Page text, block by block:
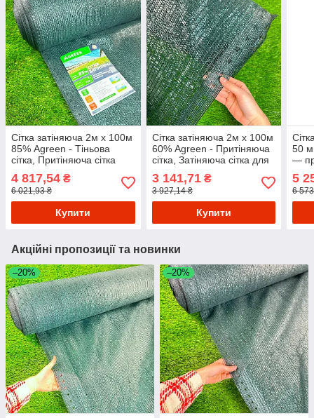
Сітка затіняюча 2м х 100м
85% Agreen - Тіньова
сітка, Притіняюча сітка
4 817,54 ₴
6 021,93 ₴
Купити
Сітка затіняюча 2м х 100м
60% Agreen - Притіняюча
сітка, Затіняюча сітка для
3 141,71₴
3 927,14 ₴
Купити
50
—
5
6
Акційні пропозиції та новинки
–20% –20%